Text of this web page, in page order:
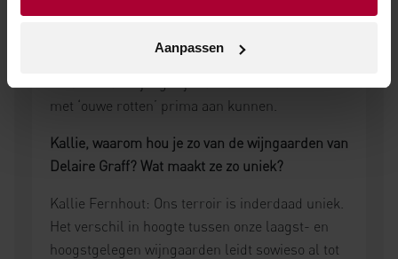
Aanpassen
2012 goud en werd hij uitgeroepen tot beste wijn
erkenningen bijzonder, omdat dat betekent dat
met ‘ouwe rotten’ prima aan kunnen.
Kallie, waarom hou je zo van de wijngaarden van
Delaire Graff? Wat maakt ze zo uniek?
Kallie Fernhout: Ons terroir is inderdaad uniek.
Het verschil in hoogte tussen onze laagst- en
hoogstgelegen wijngaarden leidt sowieso al tot